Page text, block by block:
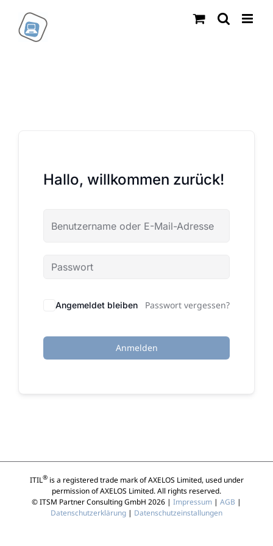
Inhalt
springen
Hallo, willkommen zurück!
Angemeldet bleiben Passwort vergessen?
Anmelden
ITIL®is a registered trade mark of AXELOS Limited, used under
permission of AXELOS Limited. All rights reserved.
© ITSM Partner Consulting GmbH 2026 | Impressum | AGB |
Datenschutzerklärung | Datenschutzeinstallungen